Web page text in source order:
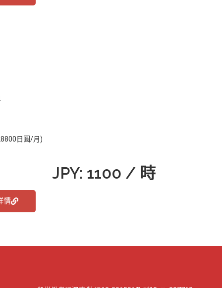
日圓/月)
JPY: 1100 / 時
情